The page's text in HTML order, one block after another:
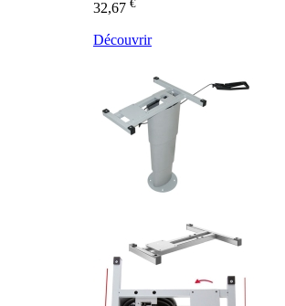
32,67 €
Découvrir